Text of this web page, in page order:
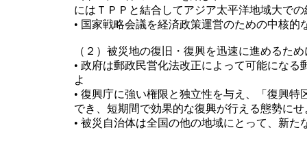
にはＴＰＰと結合してアジア太平洋地域大で
• 国家戦略会議を経済政策運営のための中核的
（２）被災地の復旧・復興を迅速に進めるため
• 政府は郵政民営化法改正によって可能にな
よ
• 復興庁に強い権限と独立性を与え、「復興
でき、短期間で効果的な復興が行える態勢にせ
• 被災自治体は全国の他の地域にとって、新